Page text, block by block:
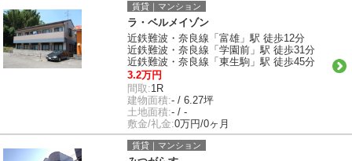
賃貸｜マンション
ラ・ベルメイゾン
近鉄難波・奈良線「富雄」駅 徒歩12分
近鉄難波・奈良線「学園前」駅 徒歩31分
近鉄難波・奈良線「東生駒」駅 徒歩45分
3.2万円
間取:1R
建物面積:- / 6.27坪
土地面積:- / -
敷金/礼金:0万円/0ヶ月
賃貸｜マンション